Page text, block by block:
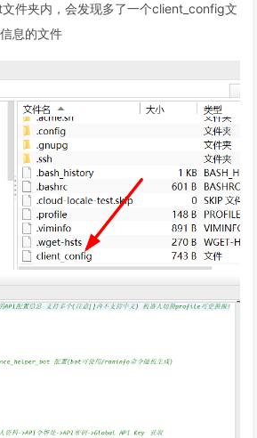
件夹内，会发现多了一个client_config文
息的文件